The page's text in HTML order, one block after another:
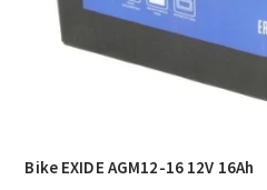
Bike EXIDE AGM12-16 12V 16Ah